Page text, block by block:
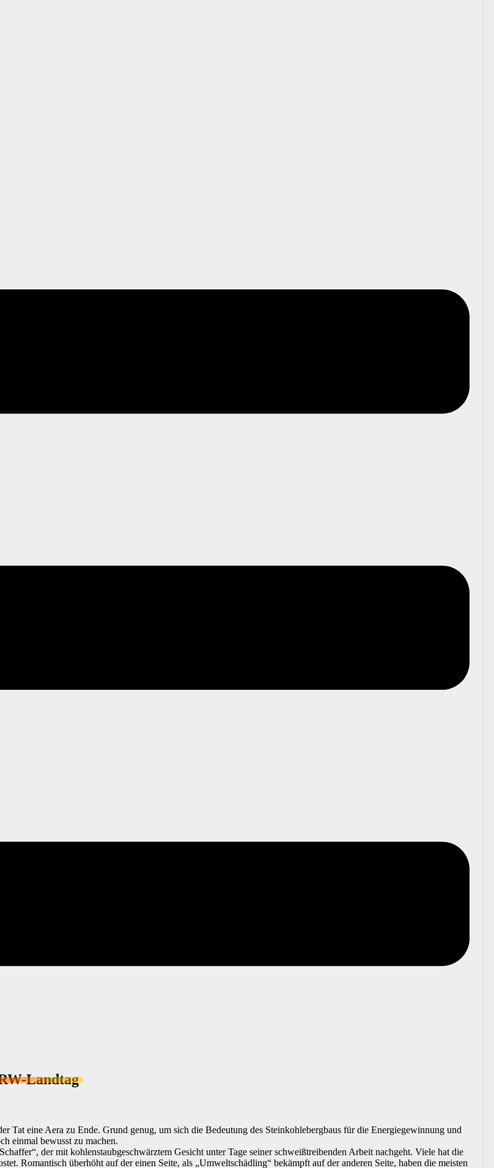
Landtag
Tat eine Aera zu Ende. Grund genug, um sich die Bedeutung des Steinkohlebergbaus für die Energiegewinnung und
einmal bewusst zu machen.
der mit kohlenstaubgeschwärztem Gesicht unter Tage seiner schweißtreibenden Arbeit nachgeht. Viele hat die
Romantisch überhöht auf der einen Seite, als „Umweltschädling“ bekämpft auf der anderen Seite, haben die meisten